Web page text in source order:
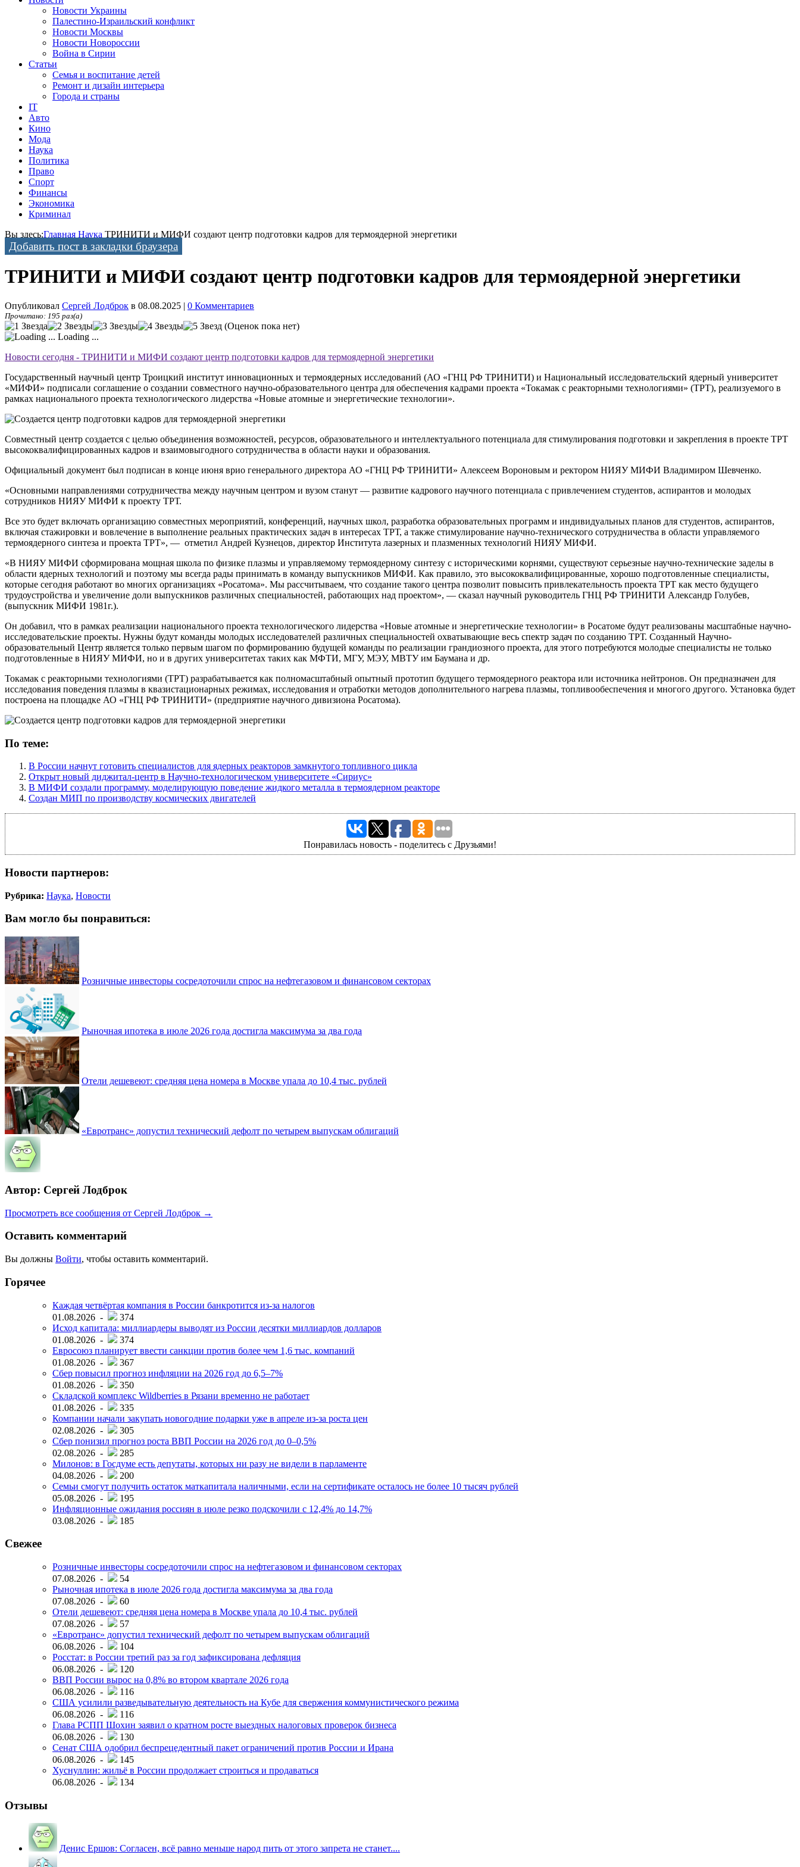
Новости Украины
Палестино-Израильский конфликт
Новости Москвы
Новости Новороссии
Война в Сирии
Статьи
Семья и воспитание детей
Ремонт и дизайн интерьера
Города и страны
IT
Авто
Кино
Мода
Наука
Политика
Право
Спорт
Финансы
Экономика
Криминал
Вы здесь:Главная Наука ТРИНИТИ и МИФИ создают центр подготовки кадров для термоядерной энергетики
Добавить пост в закладки браузера
ТРИНИТИ и МИФИ создают центр подготовки кадров для термоядерной энергетики
Опубликовал Сергей Лодброк в 08.08.2025 | 0 Комментариев
Прочитано: 195 раз(а)
(Оценок пока нет)
Loading ...
Новости сегодня - ТРИНИТИ и МИФИ создают центр подготовки кадров для термоядерной энергетики
Государственный научный центр Троицкий институт инновационных и термоядерных исследований (АО «ГНЦ РФ ТРИНИТИ) и Национальный исследовательский ядерный университет
«МИФИ» подписали соглашение о создании совместного научно-образовательного центра для обеспечения кадрами проекта «Токамак с реакторными технологиями» (ТРТ), реализуемого в
рамках национального проекта технологического лидерства «Новые атомные и энергетические технологии».
Совместный центр создается с целью объединения возможностей, ресурсов, образовательного и интеллектуального потенциала для стимулирования подготовки и закрепления в проекте ТРТ
высококвалифицированных кадров и взаимовыгодного сотрудничества в области науки и образования.
Официальный документ был подписан в конце июня врио генерального директора АО «ГНЦ РФ ТРИНИТИ» Алексеем Вороновым и ректором НИЯУ МИФИ Владимиром Шевченко.
«Основными направлениями сотрудничества между научным центром и вузом станут — развитие кадрового научного потенциала с привлечением студентов, аспирантов и молодых
сотрудников НИЯУ МИФИ к проекту ТРТ.
Все это будет включать организацию совместных мероприятий, конференций, научных школ, разработка образовательных программ и индивидуальных планов для студентов, аспирантов,
включая стажировки и вовлечение в выполнение реальных практических задач в интересах ТРТ, а также стимулирование научно-технического сотрудничества в области управляемого
термоядерного синтеза и проекта ТРТ», — отметил Андрей Кузнецов, директор Института лазерных и плазменных технологий НИЯУ МИФИ.
«В НИЯУ МИФИ сформирована мощная школа по физике плазмы и управляемому термоядерному синтезу с историческими корнями, существуют серьезные научно-технические заделы в
области ядерных технологий и поэтому мы всегда рады принимать в команду выпускников МИФИ. Как правило, это высококвалифицированные, хорошо подготовленные специалисты,
которые сегодня работают во многих организациях «Росатома». Мы рассчитываем, что создание такого центра позволит повысить привлекательность проекта ТРТ как место будущего
трудоустройства и увеличение доли выпускников различных специальностей, работающих над проектом», — сказал научный руководитель ГНЦ РФ ТРИНИТИ Александр Голубев,
(выпускник МИФИ 1981г.).
Он добавил, что в рамках реализации национального проекта технологического лидерства «Новые атомные и энергетические технологии» в Росатоме будут реализованы масштабные научно-
исследовательские проекты. Нужны будут команды молодых исследователей различных специальностей охватывающие весь спектр задач по созданию ТРТ. Созданный Научно-
образовательный Центр является только первым шагом по формированию будущей команды по реализации грандиозного проекта, для этого потребуются молодые специалисты не только
подготовленные в НИЯУ МИФИ, но и в других университетах таких как МФТИ, МГУ, МЭУ, МВТУ им Баумана и др.
Токамак с реакторными технологиями (ТРТ) разрабатывается как полномасштабный опытный прототип будущего термоядерного реактора или источника нейтронов. Он предназначен для
исследования поведения плазмы в квазистационарных режимах, исследования и отработки методов дополнительного нагрева плазмы, топливообеспечения и многого другого. Установка будет
построена на площадке АО «ГНЦ РФ ТРИНИТИ» (предприятие научного дивизиона Росатома).
По теме:
В России начнут готовить специалистов для ядерных реакторов замкнутого топливного цикла
Открыт новый диджитал-центр в Научно-технологическом университете «Сириус»
В МИФИ создали программу, моделирующую поведение жидкого металла в термоядерном реакторе
Создан МИП по производству космических двигателей
Понравилась новость - поделитесь с Друзьями!
Новости партнеров:
Рубрика: Наука, Новости
Вам могло бы понравиться:
Розничные инвесторы сосредоточили спрос на нефтегазовом и финансовом секторах
Рыночная ипотека в июле 2026 года достигла максимума за два года
Отели дешевеют: средняя цена номера в Москве упала до 10,4 тыс. рублей
«Евротранс» допустил технический дефолт по четырем выпускам облигаций
Автор: Сергей Лодброк
Просмотреть все сообщения от Сергей Лодброк →
Оставить комментарий
Вы должны Войти, чтобы оставить комментарий.
Горячее
Каждая четвёртая компания в России банкротится из-за налогов
01.08.2026 -
374
Исход капитала: миллиардеры выводят из России десятки миллиардов долларов
01.08.2026 -
374
Евросоюз планирует ввести санкции против более чем 1,6 тыс. компаний
01.08.2026 -
367
Сбер повысил прогноз инфляции на 2026 год до 6,5–7%
01.08.2026 -
350
Складской комплекс Wildberries в Рязани временно не работает
01.08.2026 -
335
Компании начали закупать новогодние подарки уже в апреле из-за роста цен
02.08.2026 -
305
Сбер понизил прогноз роста ВВП России на 2026 год до 0–0,5%
02.08.2026 -
285
Милонов: в Госдуме есть депутаты, которых ни разу не видели в парламенте
04.08.2026 -
200
Семьи смогут получить остаток маткапитала наличными, если на сертификате осталось не более 10 тысяч рублей
05.08.2026 -
195
Инфляционные ожидания россиян в июле резко подскочили с 12,4% до 14,7%
03.08.2026 -
185
Свежее
Розничные инвесторы сосредоточили спрос на нефтегазовом и финансовом секторах
07.08.2026 -
54
Рыночная ипотека в июле 2026 года достигла максимума за два года
07.08.2026 -
60
Отели дешевеют: средняя цена номера в Москве упала до 10,4 тыс. рублей
07.08.2026 -
57
«Евротранс» допустил технический дефолт по четырем выпускам облигаций
06.08.2026 -
104
Росстат: в России третий раз за год зафиксирована дефляция
06.08.2026 -
120
ВВП России вырос на 0,8% во втором квартале 2026 года
06.08.2026 -
116
США усилили разведывательную деятельность на Кубе для свержения коммунистического режима
06.08.2026 -
116
Глава РСПП Шохин заявил о кратном росте выездных налоговых проверок бизнеса
06.08.2026 -
130
Сенат США одобрил беспрецедентный пакет ограничений против России и Ирана
06.08.2026 -
145
Хуснуллин: жильё в России продолжает строиться и продаваться
06.08.2026 -
134
Отзывы
Денис Ершов: Согласен, всё равно меньше народ пить от этого запрета не станет....